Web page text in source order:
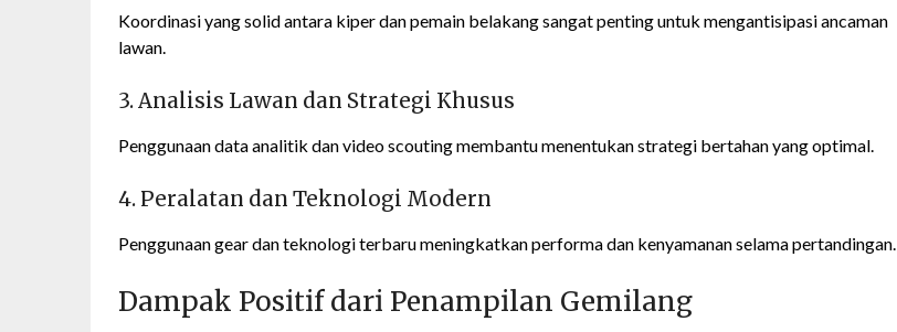
Koordinasi yang solid antara kiper dan pemain belakang sangat penting untuk mengantisipasi ancaman
lawan.
3. Analisis Lawan dan Strategi Khusus
Penggunaan data analitik dan video scouting membantu menentukan strategi bertahan yang optimal.
4. Peralatan dan Teknologi Modern
Penggunaan gear dan teknologi terbaru meningkatkan performa dan kenyamanan selama pertandingan.
Dampak Positif dari Penampilan Gemilang